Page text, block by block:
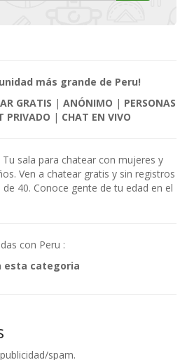
más grande de Peru!
GRATIS | ANÓNIMO | PERSONAS
PRIVADO | CHAT EN VIVO
Tu sala para chatear con mujeres y
Ven a chatear gratis y sin registros
40. Conoce gente de tu edad en el
con Peru :
esta categoria
spam.